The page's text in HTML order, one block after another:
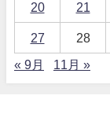
20 21
27 28
« 9月 11月 »